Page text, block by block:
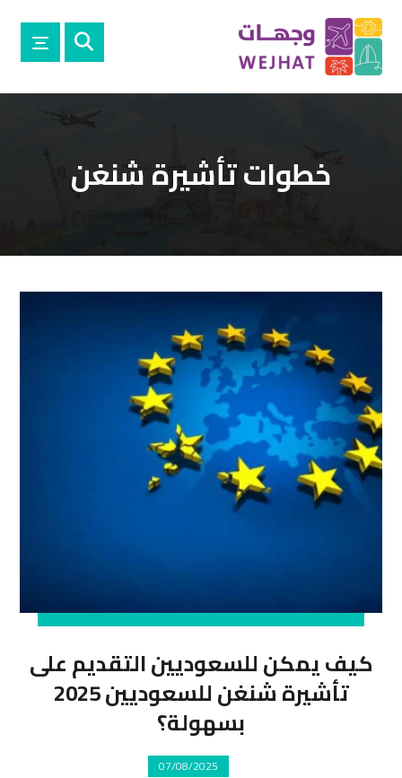
خطوات تأشيرة شنغن
كيف يمكن للسعوديين التقديم على
تأشيرة شنغن للسعوديين 2025
بسهولة؟
07/08/2025